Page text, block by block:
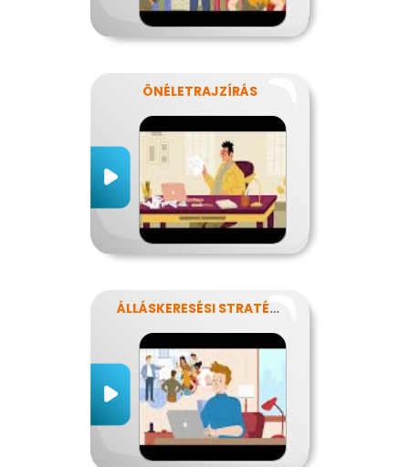
ÖNÉLETRAJZÍRÁS
ÁLLÁSKERESÉSI STRATÉGIA ÉS ÁLLÁSINTERJÚ